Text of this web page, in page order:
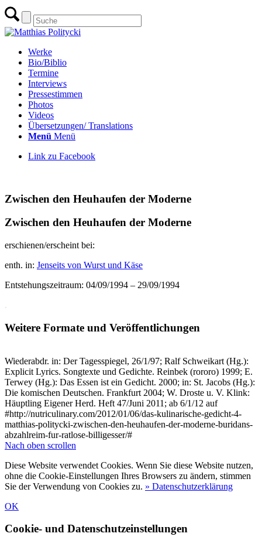
Werke
Bio/Biblio
Termine
Interviews
Pressestimmen
Photos
Videos
Übersetzungen/ Translations
Menü Menü
Link zu Facebook
Zwischen den Heuhaufen der Moderne
Zwischen den Heuhaufen der Moderne
erschienen/erscheint bei:
enth. in: Jenseits von Wurst und Käse
Entstehungszeitraum: 04/09/1994 – 29/09/1994
.
Weitere Formate und Veröffentlichungen
Wiederabdr. in: Der Tagesspiegel, 26/1/97; Ralf Schweikart (Hg.):
Explicit Lyrics. Songtexte und Gedichte. Reinbek (rororo) 1999; E.
Terwey (Hg.): Das Essen ist ein Gedicht. 2000; in: St. Jacobs (Hg.):
Die komischen Deutschen. Frankfurt 2004; W. Droste u. V. Klink:
Häuptling Eigener Herd. Heft 47/Juni 2011; ab 6/1/12 auf
#http://nutriculinary.com/2012/01/06/das-kulinarische-gedicht-4-
matthias-politycki-zwischen-den-heuhaufen-der-moderne-buridans-
abzahlreim-fur-ratlose-billigesser/#
Nach oben scrollen
Diese Website verwendet Cookies. Wenn Sie diese Website nutzen,
ohne die Cookie-Einstellungen Ihres Browsers zu ändern, stimmen
Sie der Verwendung von Cookies zu. » Datenschutzerklärung
OK
Cookie- und Datenschutzeinstellungen